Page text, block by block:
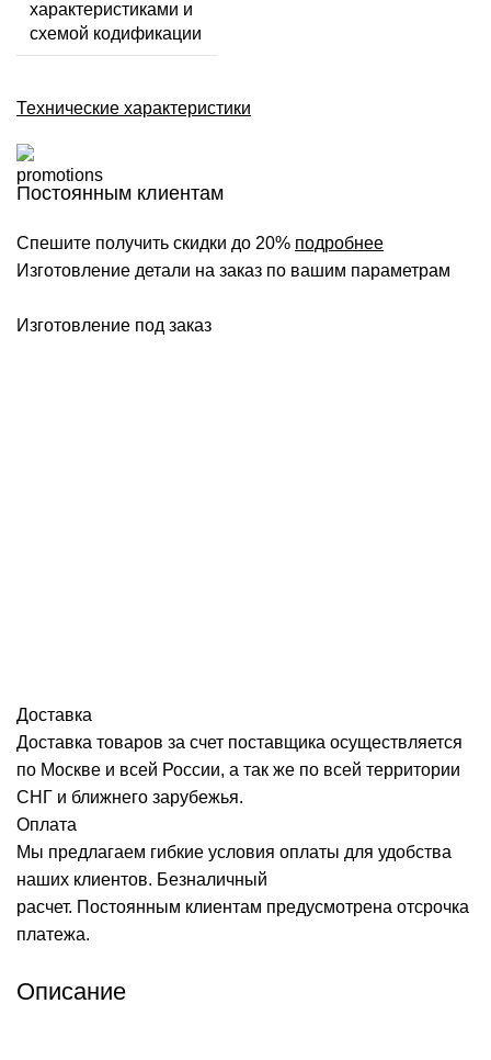
характеристиками и
схемой кодификации
Технические характеристики
Постоянным клиентам
Спешите получить скидки до 20% подробнее
Изготовление детали на заказ по вашим параметрам
Изготовление под заказ
Доставка
Доставка товаров за счет поставщика осуществляется
по Москве и всей России, а так же по всей территории
СНГ и ближнего зарубежья.
Оплата
Мы предлагаем гибкие условия оплаты для удобства
наших клиентов. Безналичный
расчет. Постоянным клиентам предусмотрена отсрочка
платежа.
Описание